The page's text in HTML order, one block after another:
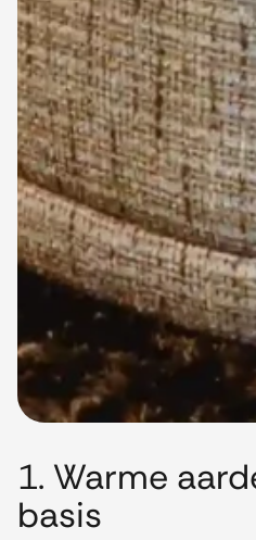
1. Warme
basis